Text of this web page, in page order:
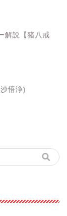
解説【猪八戒
悟浄)